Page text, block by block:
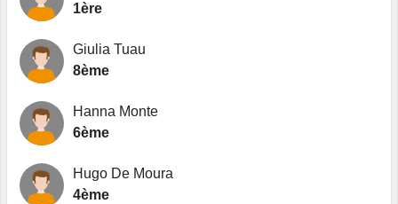
1ère
Giulia Tuau
8ème
Hanna Monte
6ème
Hugo De Moura
4ème